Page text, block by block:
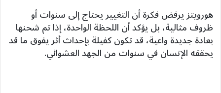
هورويتز يرفض فكرة أن التغيير يحتاج إلى سنوات أو
ظروف مثالية، بل يؤكد أن اللحظة الواحدة، إذا تم شحنها
بعادة جديدة واعية، قد تكون كفيلة بإحداث أثر يفوق ما قد
يحققه الإنسان في سنوات من الجهد العشوائي.